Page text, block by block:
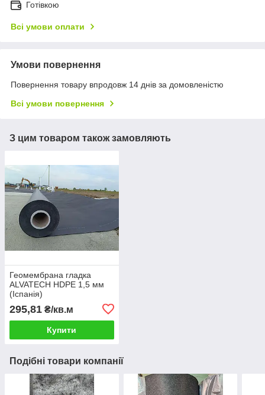
Готівкою
Всі умови оплати
Умови повернення
Повернення товару впродовж 14 днів за домовленістю
Всі умови повернення
З цим товаром також замовляють
Геомембрана гладка
ALVATECH HDPE 1,5 мм
(Іспанія)
295,81 ₴/кв.м
Купити
Подібні товари компанії